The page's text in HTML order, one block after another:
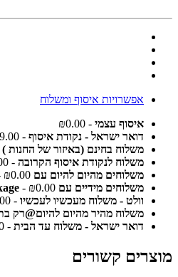
אפשרויות איסוף ומשלוח
איסוף עצמי - ₪0.00
דואר ישראל - נקודת איסוף - ₪19.00
משלוח בחינם (באיזור של החנות )
משלוח לנקודת איסוף הקרובה - ₪0.00
משלוחים מהיום להיום עם Get Package ₪0.00
משלוחים מידיים עם Get Package - ₪0.00
וולט - משלוח מעכשיו לעכשיו - ₪0.00
משלוח מהיר מהיום להיום@רק
דואר ישראל - משלוח עד הבית - ₪28.00
מוצרים קשורים